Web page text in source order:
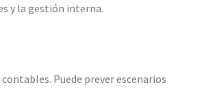
y la gestión interna.
Puede prever escenarios